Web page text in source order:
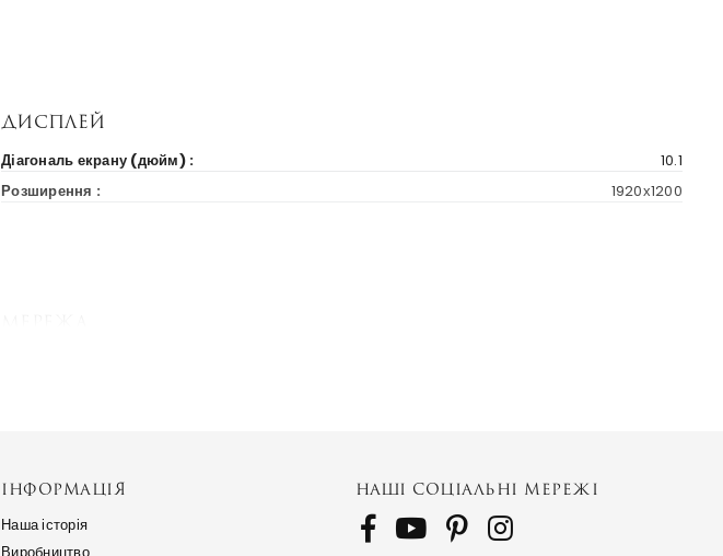
Дисплей
Діагональ екрану (дюйм) :
10.1
Розширення :
1920х1200
Вбудована : 128GB 6GB RAM
ІНФОРМАЦІЯ
Наша історія
НАШІ СОЦІАЛЬНІ МЕРЕЖІ